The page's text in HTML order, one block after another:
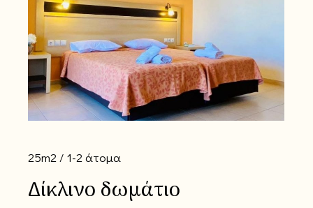
Δίκλινο δωμάτιο
25m2 1-2 άτομα